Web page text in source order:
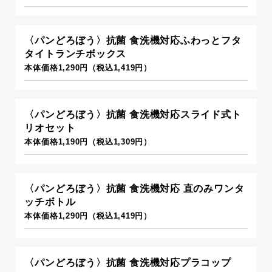
〈パンどろぼう〉抗菌 食洗機対応ふわっとフタ
タイトランチボックス
本体価格1,290円（税込1,419円）
〈パンどろぼう〉抗菌 食洗機対応スライド式ト
リオセット
本体価格1,190円（税込1,309円）
〈パンどろぼう〉抗菌 食洗機対応 直のみワンタ
ッチボトル
本体価格1,290円（税込1,419円）
〈パンどろぼう〉抗菌 食洗機対応プラコップ